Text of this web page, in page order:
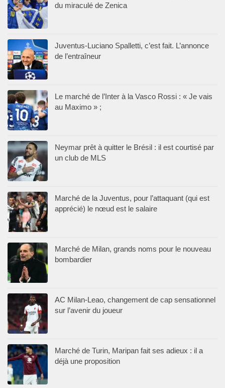
du miraculé de Zenica
Juventus-Luciano Spalletti, c’est fait. L’annonce
de l’entraîneur
Le marché de l’Inter à la Vasco Rossi : « Je vais
au Maximo » ;
Neymar prêt à quitter le Brésil : il est courtisé par
un club de MLS
Marché de la Juventus, pour l’attaquant (qui est
apprécié) le nœud est le salaire
Marché de Milan, grands noms pour le nouveau
bombardier
AC Milan-Leao, changement de cap sensationnel
sur l’avenir du joueur
Marché de Turin, Maripan fait ses adieux : il a
déjà une proposition